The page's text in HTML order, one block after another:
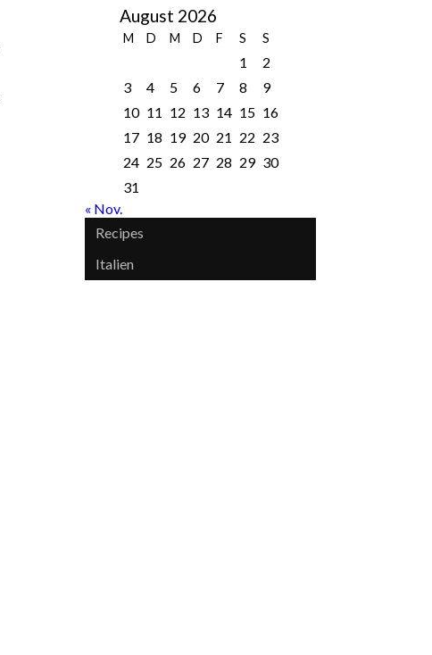
August 2026
M D M D F S S
1
2
3
4 5 6 7 8
9
10 11 12 13 14 15 16
17 18 19 20 21 22 23
24 25 26 27 28 29 30
31
« Nov.
Recipes
Italien